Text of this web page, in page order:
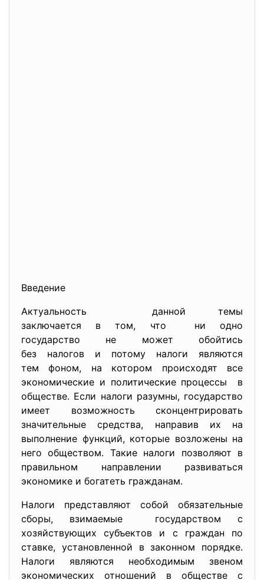
Введение
Актуальность данной темы
заключается в том, что ни одно
государство не может обойтись
без налогов и потому налоги являются
тем фоном, на котором происходят все
экономические и политические процессы в
обществе. Если налоги разумны, государство
имеет возможность сконцентрировать
значительные средства, направив их на
выполнение функций, которые возложены на
него обществом. Такие налоги позволяют в
правильном направлении развиваться
экономике и богатеть гражданам.
Налоги представляют собой обязательные
сборы, взимаемые государством с
хозяйствующих субъектов и с граждан по
ставке, установленной в законном порядке.
Налоги являются необходимым звеном
экономических отношений в обществе с